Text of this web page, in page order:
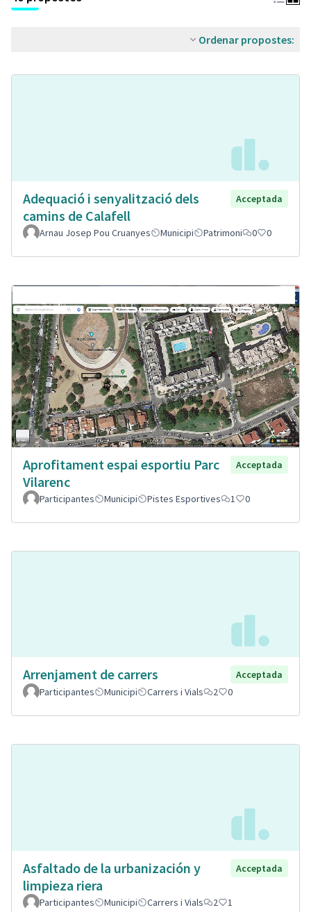
Ordenar propostes:
Adequació i senyalització dels
camins de Calafell
Acceptada
Arnau Josep Pou Cruanyes Municipi Patrimoni 0 0
Aprofitament espai esportiu Parc
Vilarenc
Acceptada
Participantes Municipi Pistes Esportives 1 0
Arrenjament de carrers
Acceptada
Participantes
Municipi Carrers i Vials 2 0
Asfaltado de la urbanización y
limpieza riera
Acceptada
Participantes Municipi Carrers i Vials 2 1